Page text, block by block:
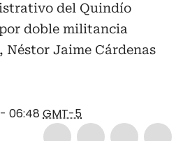
del Quindío
doble militancia
Jaime Cárdenas
06:48 GMT-5